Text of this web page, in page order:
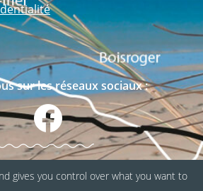
sur les réseaux sociaux :
gives you control over what you want to